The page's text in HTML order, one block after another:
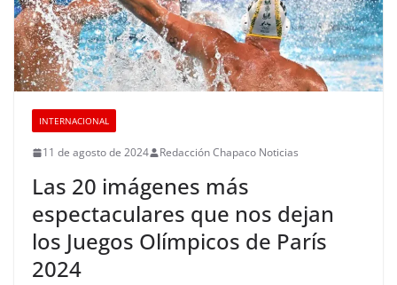
INTERNACIONAL
11 de agosto de 2024 Redacción Chapaco Noticias
Las 20 imágenes más
espectaculares que nos dejan
los Juegos Olímpicos de París
2024